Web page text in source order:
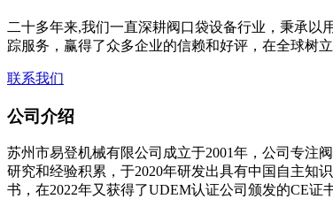
二十多年来,我们一直深耕阀口袋设备行业，秉承
踪服务，赢得了众多企业的信赖和好评，在全球树
联系我们
公司介绍
苏州市易登机械有限公司成立于2001年，公司专注
研究和经验积累，于2020年研发出具有中国自主知
书，在2022年又获得了UDEM认证公司颁发的CE证书